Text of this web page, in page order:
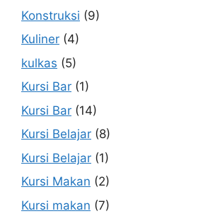
Konstruksi (9)
Kuliner (4)
kulkas (5)
Kursi Bar (1)
Kursi Bar (14)
Kursi Belajar (8)
Kursi Belajar (1)
Kursi Makan (2)
Kursi makan (7)